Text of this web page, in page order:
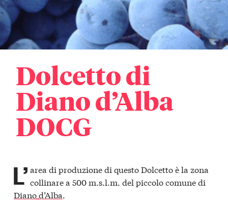
Dolcetto di
Diano d’Alba
DOCG
L’ area di produzione di questo Dolcetto è la zona
collinare a 500 m.s.l.m. del piccolo comune di
Diano d’Alba.